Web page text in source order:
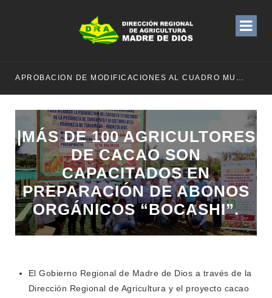
APROBACION DE MODIFICACIONES AL CUADRO MULTIANUAL DE NECESIDADESDE DE LA DIRECCION REGIONAL DE DESARROLLO AGROPECUARIO Y RIEGO MES DE MAYO
|MÁS DE 100 AGRICULTORES
DE CACAO SON
CAPACITADOS EN
PREPARACIÓN DE ABONOS
ORGÁNICOS “BOCASHI”.
El Gobierno Regional de Madre de Dios a través de la
Dirección Regional de Agricultura y el proyecto cacao